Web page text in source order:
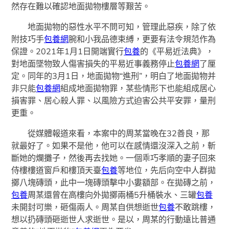
然存在難以確認地面拋物樓層等艱苦。
地面拋物的惡性水平不問可知，管理此惡疾，除了依
附技巧手包養網腕和小我品德束縛，更要有法令規范作為
保證。2021年1月1日開端實行包養的《平易近法典》，
對地面墜物致人傷害損失的平易近事義務停止包養網了厘
定。同年的3月1日，地面拋物“進刑”，明白了地面拋物并
非只能包養網組成地面拋物罪，某些情形下也能組成居心
損害罪、居心殺人罪、以風險方式迫害公共平安罪，量刑
更重。
從媒體報道來看，本案中的周某當晚在32善良，那
就最好了。如果不是他，他可以在感情還沒深入之前，斬
斷她的爛攤子，然後再去找她。一個乖巧孝順的妻子回來
侍樓樓道窗戶和樓頂天臺包養等地位，先后向空中人群拋
擲八塊磚頭，此中一塊磚頭擊中小婁額部。在拋磚之前，
包養周某還曾在高樓向外拋擲兩桶5升桶裝水、三罐包養
未開封可樂，砸傷兩人。周某自供想逝世包養不敢跳樓，
想以扔磚頭砸逝世人求逝世。是以，周某的行動遠比普通